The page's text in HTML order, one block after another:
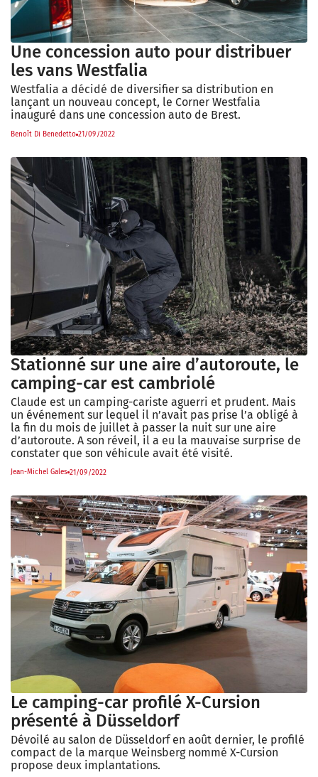
Une concession auto pour distribuer
les vans Westfalia
Westfalia a décidé de diversifier sa distribution en
lançant un nouveau concept, le Corner Westfalia
inauguré dans une concession auto de Brest.
Benoît Di Benedetto 21/09/2022
Stationné sur une aire d’autoroute, le
camping-car est cambriolé
Claude est un camping-cariste aguerri et prudent. Mais
un événement sur lequel il n’avait pas prise l’a obligé à
la fin du mois de juillet à passer la nuit sur une aire
d’autoroute. A son réveil, il a eu la mauvaise surprise de
constater que son véhicule avait été visité.
Jean-Michel Gales 21/09/2022
Le camping-car profilé X-Cursion
présenté à Düsseldorf
Dévoilé au salon de Düsseldorf en août dernier, le profilé
compact de la marque Weinsberg nommé X-Cursion
propose deux implantations.